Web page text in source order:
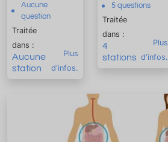
Aucune
question
Traitée
dans :
Aucune
station
Plus
d'infos.
5 questions
Traitée
dans :
4
stations
Plus
d'infos.